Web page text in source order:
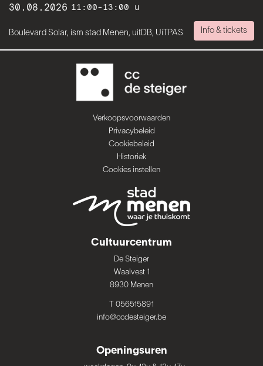
30.08.2026 11:00-13:00 u
Boulevard Solar, ism stad Menen, uitDB, UiTPAS Info & tickets
Verkoopsvoorwaarden
Privacybeleid
Cookiebeleid
Historiek
Cookies instellen
Cultuurcentrum
De Steiger
Waalvest 1
8930 Menen
T 056515891
info@ccdesteiger.be
Openingsuren